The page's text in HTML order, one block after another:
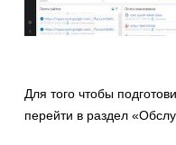
Для того чтобы
перейти в раздел